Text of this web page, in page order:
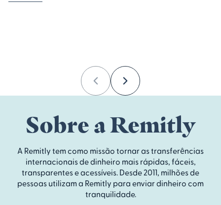
PreviousNext
Sobre a Remitly
A Remitly tem como missão tornar as transferências
internacionais de dinheiro mais rápidas, fáceis,
transparentes e acessíveis. Desde 2011, milhões de
pessoas utilizam a Remitly para enviar dinheiro com
tranquilidade.